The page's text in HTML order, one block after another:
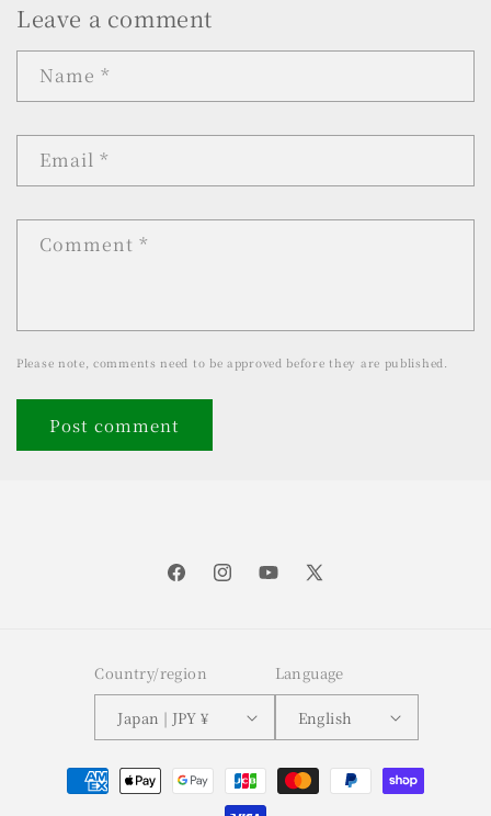
Leave a comment
Name *
Email *
Comment *
Please note, comments need to be approved before they are published.
FacebookInstagramYouTube
X
Country/region
Japan | JPY ¥
Language
English
Payment
methods